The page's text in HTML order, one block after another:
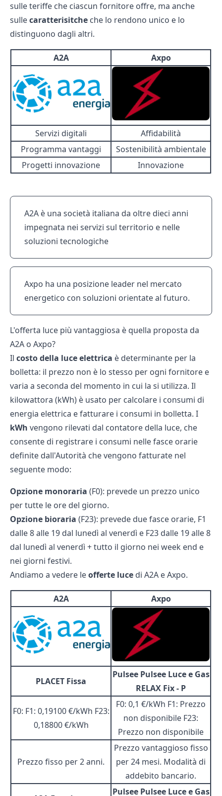
sulle teriffe che ciascun fornitore offre, ma anche
sullecaratterisitche che lo rendono unico e lo
distinguono dagli altri.
A2A Axpo
Servizi digitali
Affidabilità
Programma vantaggi
Sostenibilità ambientale
Progetti innovazione
Innovazione
A2A è una società italiana da oltre dieci anni
impegnata nei servizi sul territorio e nelle
soluzioni tecnologiche
Axpo ha una posizione leader nel mercato
energetico con soluzioni orientate al futuro.
L'offerta luce più vantaggiosa è quella proposta da
A2A o Axpo?
Il costo della luce elettrica è determinante per la
bolletta: il prezzo non è lo stesso per ogni fornitore e
varia a seconda del momento in cui la si utilizza. Il
kilowattora (kWh) è usato per calcolare i consumi di
energia elettrica e fatturare i consumi in bolletta. I
kWh vengono rilevati dal contatore della luce, che
consente di registrare i consumi nelle fasce orarie
definite dall'Autorità che vengono fatturate nel
seguente modo:
Opzione monoraria (F0): prevede un prezzo unico
per tutte le ore del giorno.
Opzione bioraria (F23): prevede due fasce orarie, F1
dalle 8 alle 19 dal lunedì al venerdì e F23 dalle 19 alle 8
dal lunedì al venerdì + tutto il giorno nei week end e
nei giorni festivi.
Andiamo a vedere leofferte luce di A2A e Axpo.
A2A Axpo
PLACET Fissa
Pulsee Pulsee Luce e Gas
RELAX Fix - P
F0: F1: 0,19100 €/kWh F23:
0,18800 €/kWh
F0: 0,1 €/kWh F1: Prezzo
non disponibile F23:
Prezzo non disponibile
Prezzo fisso per 2 anni.
Prezzo vantaggioso fisso
per 24 mesi. Modalità di
addebito bancario.
Pulsee Pulsee Luce e Gas